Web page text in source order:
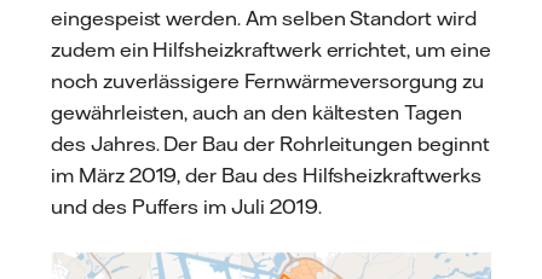
eingespeist werden. Am selben Standort wird
zudem ein Hilfsheizkraftwerk errichtet, um eine
noch zuverlässigere Fernwärmeversorgung zu
gewährleisten, auch an den kältesten Tagen
des Jahres. Der Bau der Rohrleitungen beginnt
im März 2019, der Bau des Hilfsheizkraftwerks
und des Puffers im Juli 2019.